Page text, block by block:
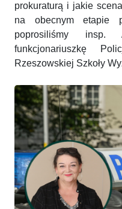
prokuraturą i jakie
na obecnym etapie
poprosiliśmy insp.
funkcjonariuszkę
Rzeszowskiej Szkoły